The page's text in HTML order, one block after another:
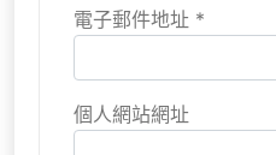
電子郵件地址 *
個人網站網址